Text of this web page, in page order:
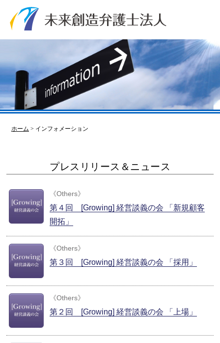
ホーム > インフォメーション
プレスリリース＆ニュース
《Others》
第４回 [Growing] 経営談義の会 「新規顧客
開拓」
《Others》
第３回 [Growing] 経営談義の会 「採用」
《Others》
第２回 [Growing] 経営談義の会 「上場」